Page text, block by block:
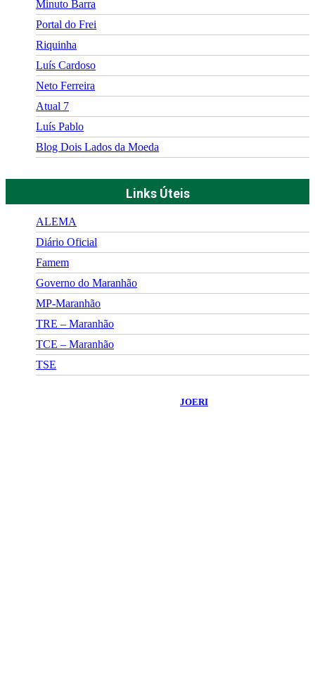
Minuto Barra
Portal do Frei
Riquinha
Luís Cardoso
Neto Ferreira
Atual 7
Luís Pablo
Blog Dois Lados da Moeda
Links Úteis
ALEMA
Diário Oficial
Famem
Governo do Maranhão
MP-Maranhão
TRE – Maranhão
TCE – Maranhão
TSE
JOERI